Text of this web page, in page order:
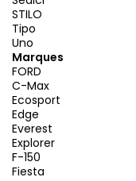
STILO
Tipo
Uno
Marques
FORD
C-Max
Ecosport
Edge
Everest
Explorer
F-150
Fiesta